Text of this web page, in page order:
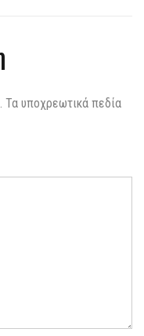
Τα υποχρεωτικά πεδία